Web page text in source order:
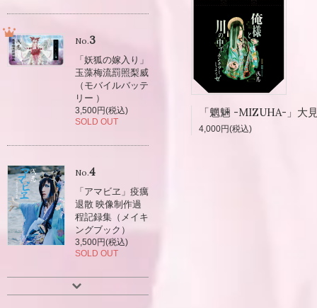
4,000円(税込)
No.3
「妖狐の嫁入り」
玉藻梅流罰照梨威
（モバイルバッテ
リー ）
3,500円(税込)
SOLD OUT
No.4
「アマビヱ」疫癘
退散 映像制作過
程記録集（メイキ
ングブック）
3,500円(税込)
SOLD OUT